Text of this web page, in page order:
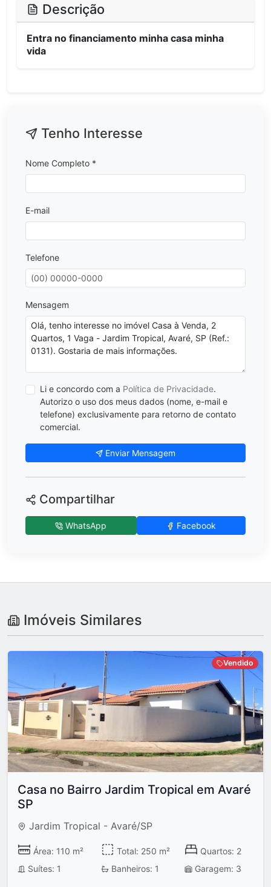
Descrição
Entra no financiamento minha casa minha
vida
Tenho Interesse
Nome Completo *
E-mail
Telefone
Mensagem
Li e concordo com a Política de Privacidade.
Autorizo o uso dos meus dados (nome, e-mail e
telefone) exclusivamente para retorno de contato
comercial.
Enviar Mensagem
Compartilhar
WhatsApp Facebook
Imóveis Similares
Vendido
Casa no Bairro Jardim Tropical em Avaré
SP
Jardim Tropical - Avaré/SP
Área: 110 m² Total: 250 m²
Quartos: 2
Suítes: 1
Banheiros: 1 Garagem: 3